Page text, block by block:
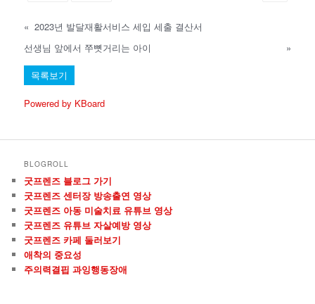
« 2023년 발달재활서비스 세입 세출 결산서
선생님 앞에서 쭈뼛거리는 아이
»
목록보기
Powered by KBoard
BLOGROLL
굿프렌즈 블로그 가기
굿프렌즈 센터장 방송출연 영상
굿프렌즈 아동 미술치료 유튜브 영상
굿프렌즈 유튜브 자살예방 영상
굿프렌즈 카페 둘러보기
애착의 중요성
주의력결핍 과잉행동장애